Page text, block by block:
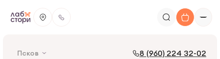
Псков 8 (960) 224 32-02